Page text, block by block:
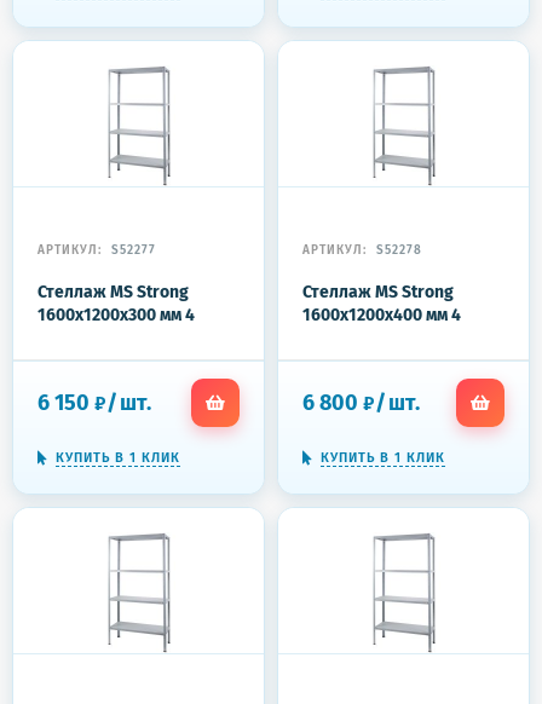
АРТИКУЛ: S52277
Стеллаж MS Strong
1600x1200x300 мм 4
6 150 ₽/шт.
КУПИТЬ В 1 КЛИК
АРТИКУЛ: S52278
Стеллаж MS Strong
1600x1200x400 мм 4
6 800 ₽/шт.
КУПИТЬ В 1 КЛИК